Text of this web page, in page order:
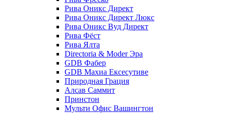
Рива Оникс Директ
Рива Оникс Директ Люкс
Рива Оникс Вуд Директ
Рива Фёст
Рива Ялта
Directoria & Moder Эра
GDB Фабер
GDB Махиа Ексесутиве
Природная Грация
Алсав Саммит
Принстон
Мульти Офис Вашингтон